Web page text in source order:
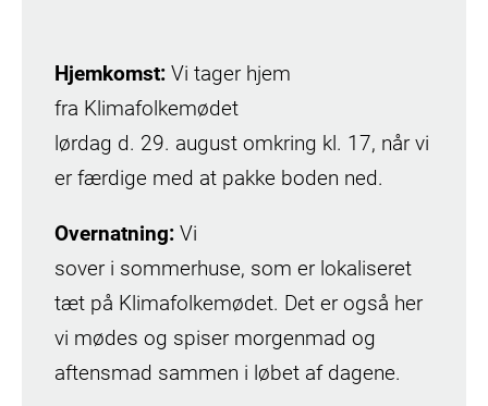
Hjemkomst: Vi tager hjem
fra Klimafolkemødet
lørdag d. 29. august omkring kl. 17, når vi
er færdige med at pakke boden ned.
Overnatning: Vi
sover i sommerhuse, som er lokaliseret
tæt på Klimafolkemødet. Det er også her
vi mødes og spiser morgenmad og
aftensmad sammen i løbet af dagene.